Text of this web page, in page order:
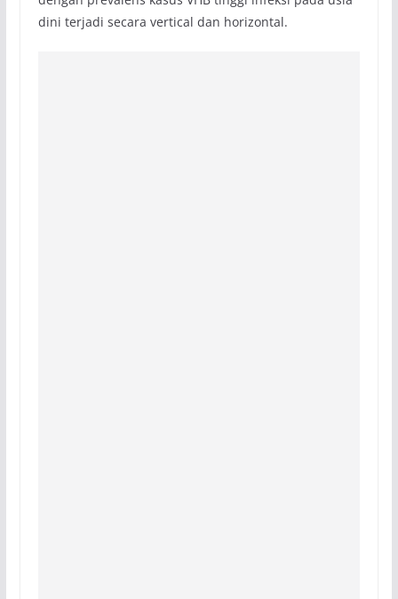
dini terjadi secara vertical dan horizontal.